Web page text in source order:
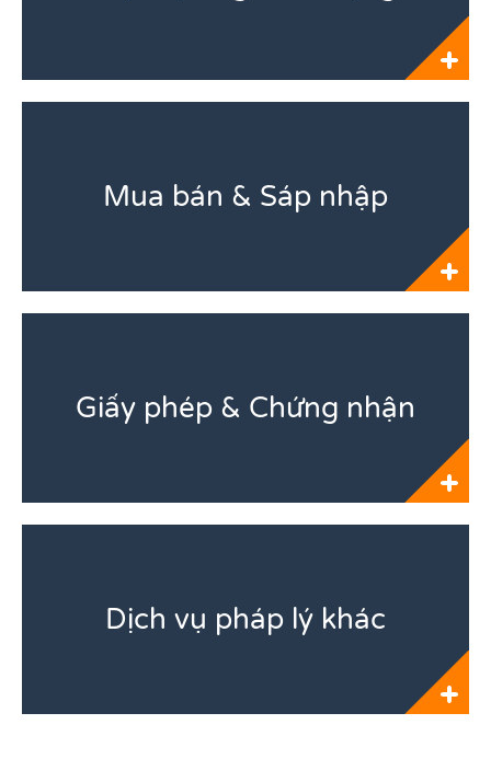
Mua bán & Sáp nhập
Giấy phép & Chứng nhận
Dịch vụ pháp lý khác